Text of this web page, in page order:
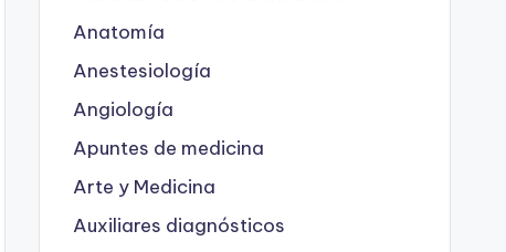
Anatomía
Anestesiología
Angiología
Apuntes de medicina
Arte y Medicina
Auxiliares diagnósticos